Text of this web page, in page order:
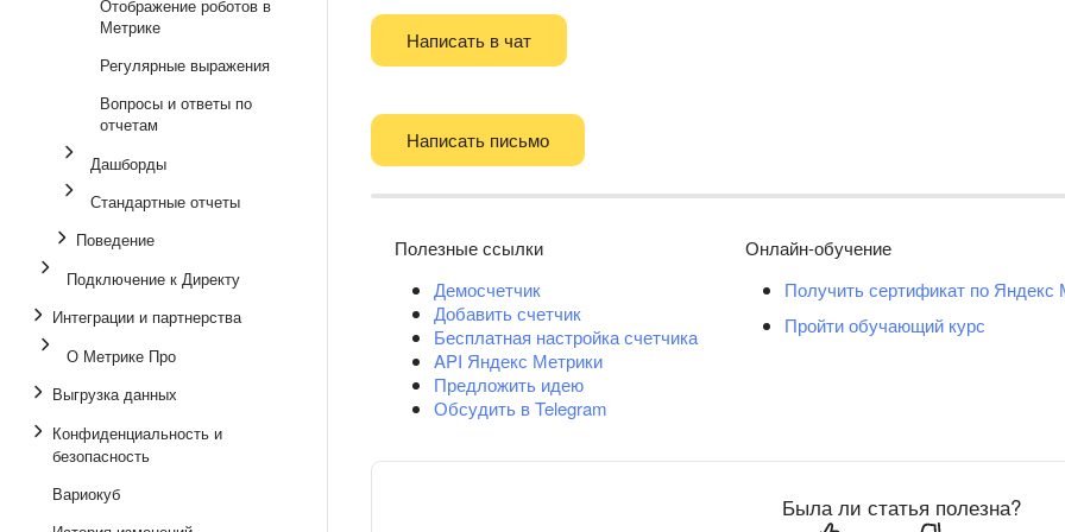
Отображение роботов в
Метрике
Регулярные выражения
Вопросы и ответы по
отчетам
Дашборды
Стандартные отчеты
Поведение
Подключение к Директу
Интеграции и партнерства
О Метрике Про
Выгрузка данных
Конфиденциальность и
безопасность
Вариокуб
Написать в чат
Написать письмо
Полезные ссылки
Демосчетчик
Добавить счетчик
Бесплатная настройка счетчика
API Яндекс Метрики
Предложить идею
Обсудить в Telegram
Онлайн-обучение
Получить сертификат по Яндекс
Пройти обучающий курс
Была ли статья полезна?